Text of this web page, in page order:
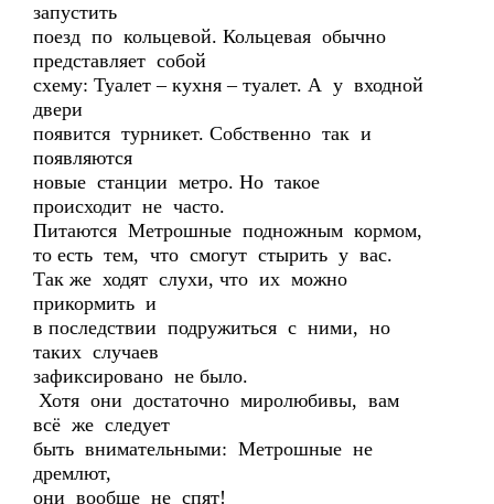
запустить
поезд по кольцевой. Кольцевая обычно
представляет собой
схему: Туалет – кухня – туалет. А у входной
двери
появится турникет. Собственно так и
появляются
новые станции метро. Но такое
происходит не часто.
Питаются Метрошные подножным кормом,
то есть тем, что смогут стырить у вас.
Так же ходят слухи, что их можно
прикормить и
в последствии подружиться с ними, но
таких случаев
зафиксировано не было.
Хотя они достаточно миролюбивы, вам
всё же следует
быть внимательными: Метрошные не
дремлют,
они вообще не спят!